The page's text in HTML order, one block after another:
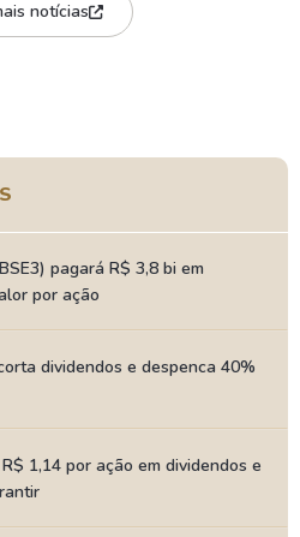
notícias
pagará R$ 3,8 bi em
por ação
dividendos e despenca 40%
1,14 por ação em dividendos e